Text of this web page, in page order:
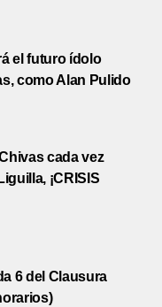
el futuro ídolo
como Alan Pulido
cada vez
¡CRISIS
6 del Clausura